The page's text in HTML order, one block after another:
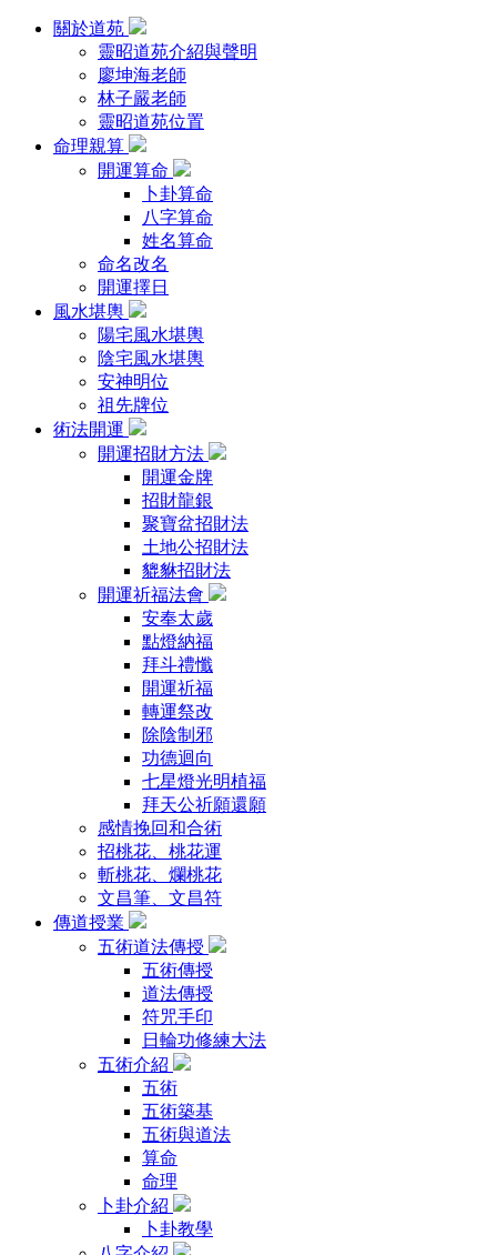
關於道苑
靈昭道苑介紹與聲明
廖坤海老師
林子嚴老師
靈昭道苑位置
命理親算
開運算命
卜卦算命
八字算命
姓名算命
命名改名
開運擇日
風水堪輿
陽宅風水堪輿
陰宅風水堪輿
安神明位
祖先牌位
術法開運
開運招財方法
開運金牌
招財龍銀
聚寶盆招財法
土地公招財法
貔貅招財法
開運祈福法會
安奉太歲
點燈納福
拜斗禮懺
開運祈福
轉運祭改
除陰制邪
功德迴向
七星燈光明植福
拜天公祈願還願
感情挽回和合術
招桃花、桃花運
斬桃花、爛桃花
文昌筆、文昌符
傳道授業
五術道法傳授
五術傳授
道法傳授
符咒手印
日輪功修練大法
五術介紹
五術
五術築基
五術與道法
算命
命理
卜卦介紹
卜卦教學